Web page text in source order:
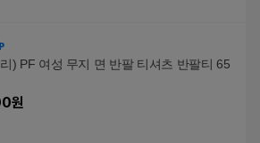
) PF 여성 무지 면 반팔 티셔츠 반팔티 65
원